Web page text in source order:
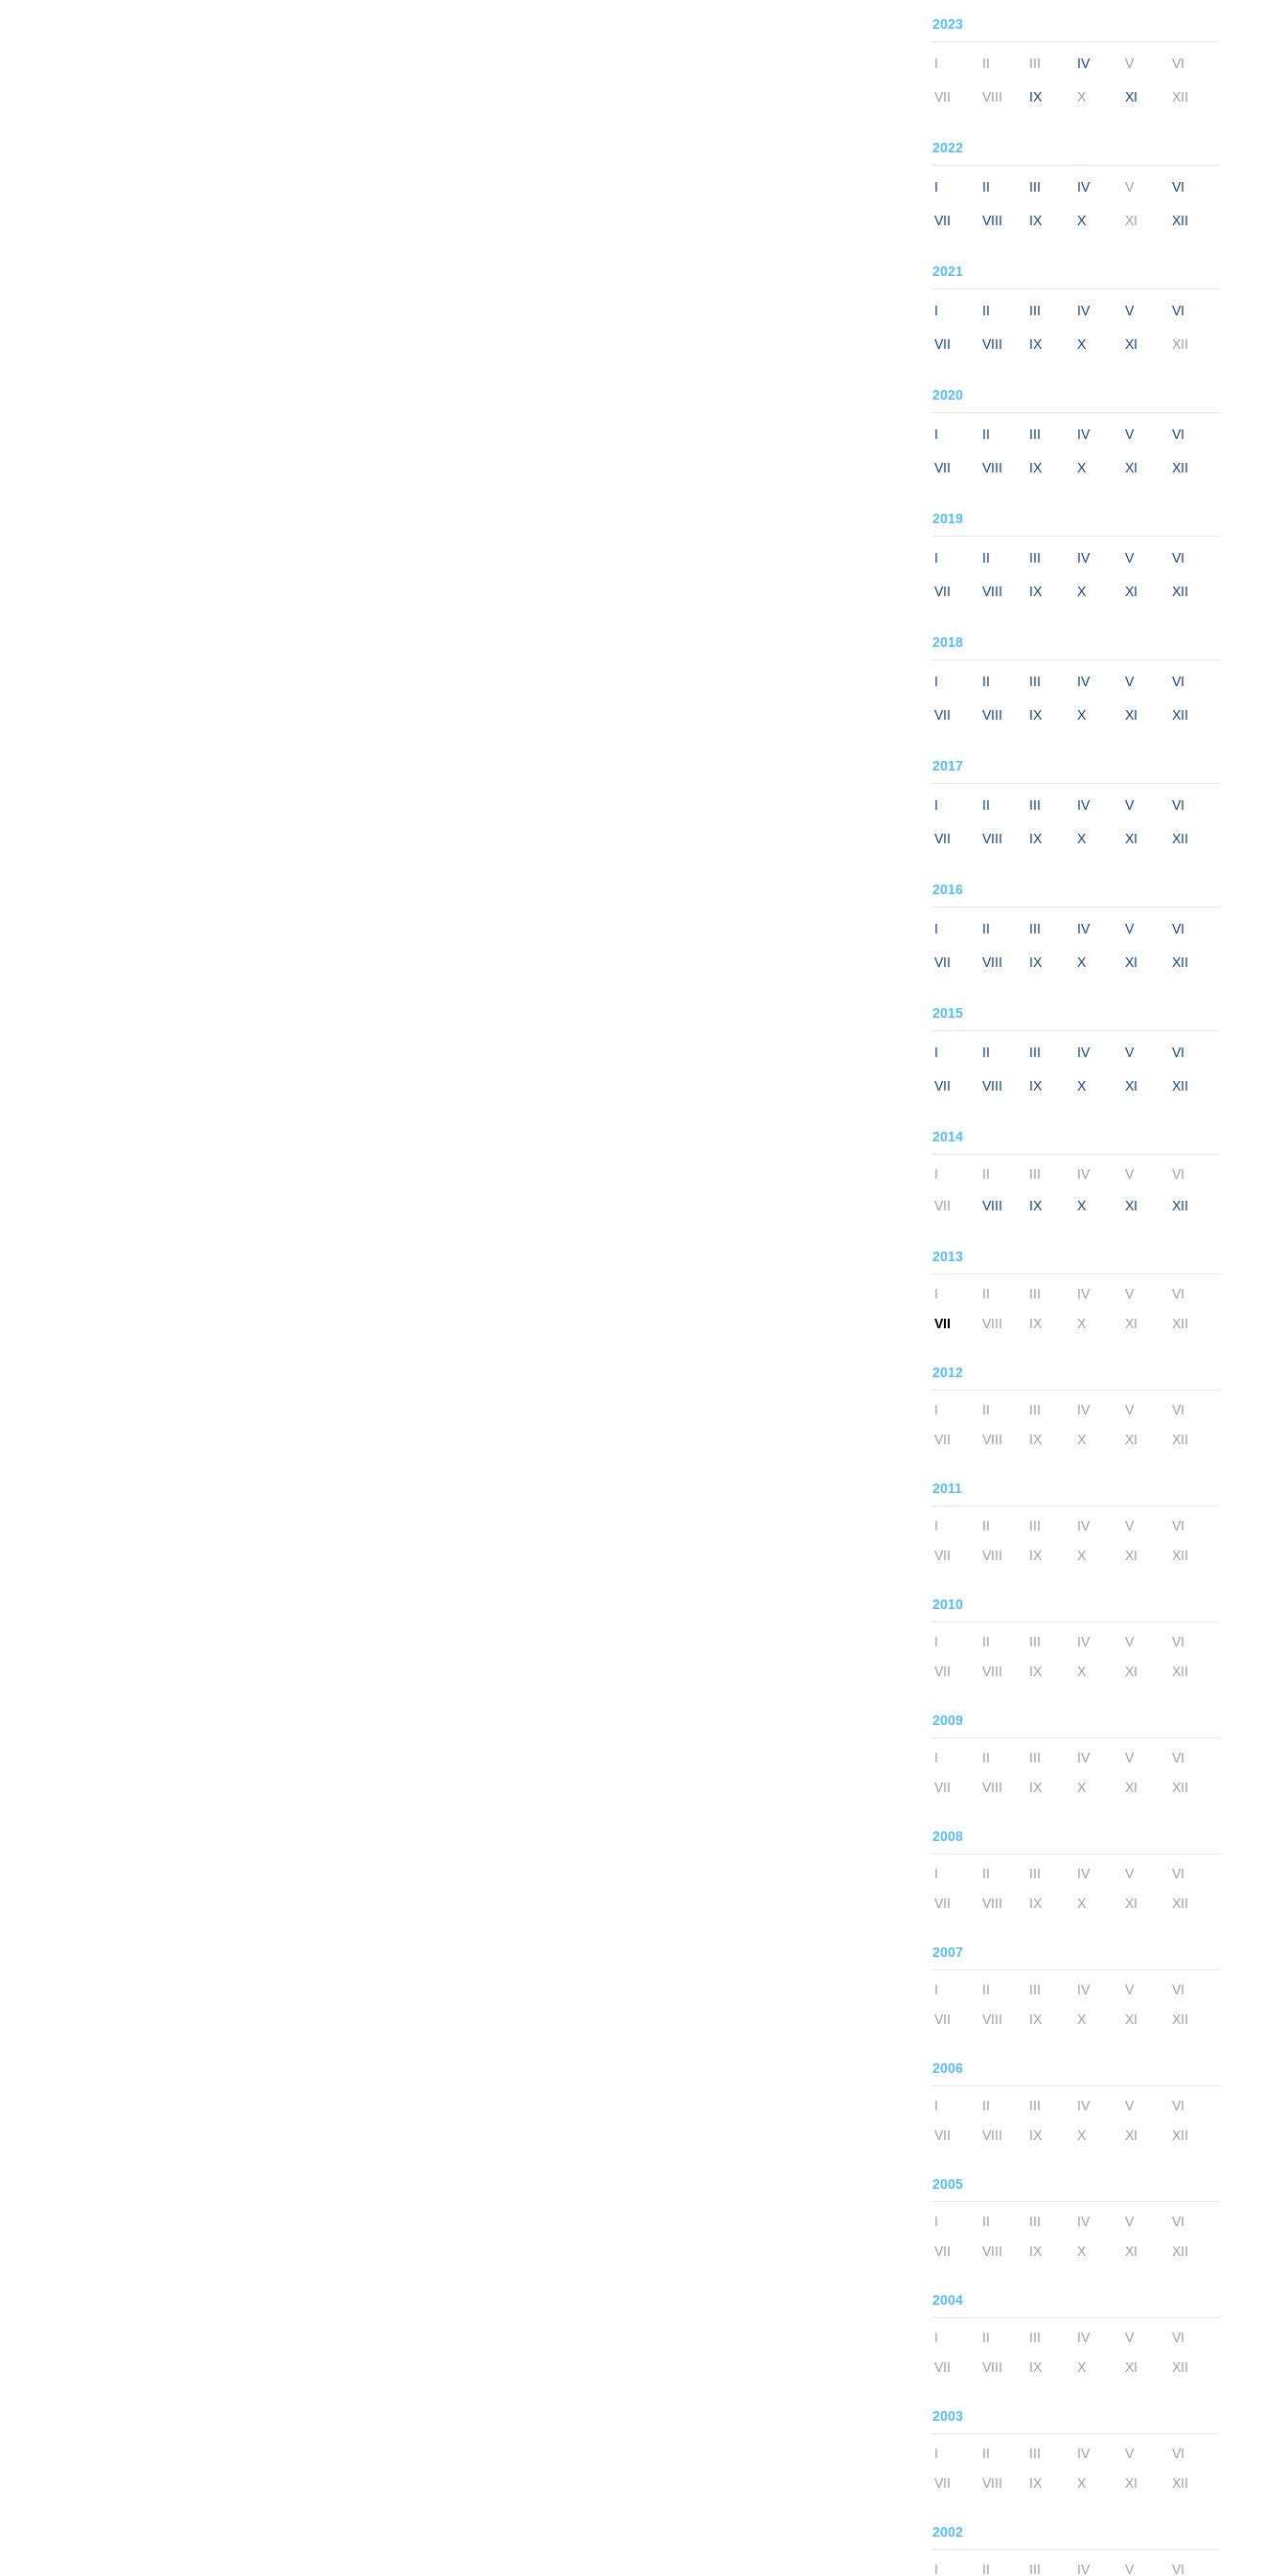
2023
I II III IV V VI
VII VIII IX X XI XII
2022
I II III IV V VI
VII VIII IX X XI XII
2021
I II III IV V VI
VII VIII IX X XI XII
2020
I II III IV V VI
VII VIII IX X XI XII
2019
I II III IV V VI
VII VIII IX X XI XII
2018
I II III IV V VI
VII VIII IX X XI XII
2017
I II III IV V VI
VII VIII IX X XI XII
2016
I II III IV V VI
VII VIII IX X XI XII
2015
I II III IV V VI
VII VIII IX X XI XII
2014
I II III IV V VI
VII VIII IX X XI XII
2013
I II III IV V
VI
VII
VIII IX X XI XII
2012
I II III IV V
VI
VII
VIII IX X XI XII
2011
I II III IV V
VI
VII
VIII IX X XI XII
2010
I II III IV V
VI
VII
VIII IX X XI XII
2009
I II III IV V
VI
VII
VIII IX X XI XII
2008
I II III IV V
VI
VII
VIII IX X XI XII
2007
I II III IV V
VI
VII
VIII IX X XI XII
2006
I II III IV V
VI
VII
VIII IX X XI XII
2005
I II III IV V
VI
VII
VIII IX X XI XII
2004
I II III IV V
VI
VII
VIII IX X XI XII
2003
I II III IV V
VI
VII
VIII IX X XI XII
2002
I II III IV V VI